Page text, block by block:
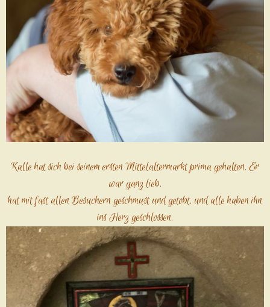
Kalle hat sich bei seinem ersten Mittelaltermarkt prima gehalten. Er
war ganz lieb,
hat mit fast allen Besuchern geschmust und getobt, und alle haben ihn
ins Herz geschlossen.